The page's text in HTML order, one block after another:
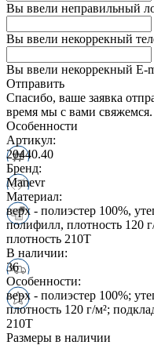
Вы ввели неправильный
Вы ввели некоррекный
Вы ввели некоррекный E-
Отправить
Спасибо, ваше заявка
время мы с вами свяжемся.
Особенности
Артикул:
20440.40
Бренд:
Manevr
Материал:
верх - полиэстер 100%,
полифилл, плотность 120
плотность 210Т
В наличии:
36
Особенности:
верх - полиэстер 100%;
плотность 120 г/м²;
210Т
Размеры в наличии